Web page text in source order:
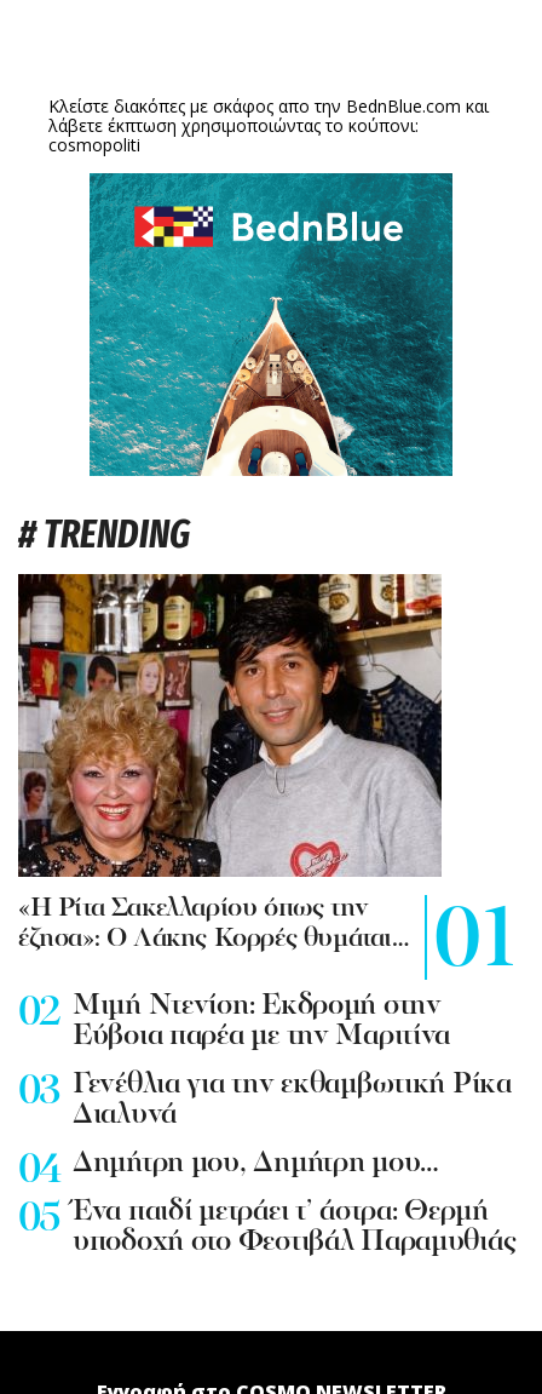
Κλείστε διακόπες με σκάφος απο την BednBlue.com και
λάβετε έκπτωση χρησιμοποιώντας το κούπονι:
cosmopoliti
# TRENDING
«Η Ρίτα Σακελλαρίου όπως την
έζησα»: Ο Λάκης Κορρές θυμάται…
Mιμή Ντενίση: Εκδρομή στην
Εύβοια παρέα με την Μαριτίνα
Γενέθλια για την εκθαμβωτική Ρίκα
Διαλυνά
Δημήτρη μου, Δημήτρη μου…
Ένα παιδί μετράει τ’ άστρα: Θερμή
υποδοχή στο Φεστιβάλ Παραμυθιάς